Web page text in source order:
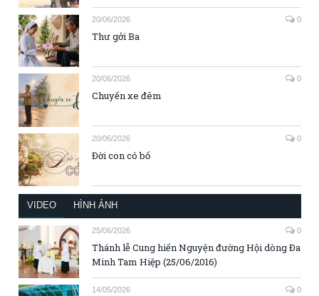
20/06/2026 0
Thư gởi Ba
20/06/2026 0
Chuyến xe đêm
20/06/2026 0
Đời con có bố
VIDEO HÌNH ẢNH
25/06/2026 0
Thánh lễ Cung hiến Nguyện đường Hội dòng Đa
Minh Tam Hiệp (25/06/2016)
14/05/2026 0